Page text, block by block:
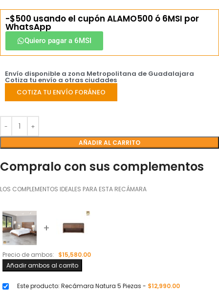
-$500 usando el cupón ALAMO500 ó 6MSI por
WhatsApp
Quiero pagar a 6MSI
Envío disponible a zona Metropolitana de Guadalajara
Cotiza tu envío a otras ciudades
COTIZA TU ENVÍO FORÁNEO
AÑADIR AL CARRITO
Compralo con sus complementos
LOS COMPLEMENTOS IDEALES PARA ESTA RECÁMARA
+
Precio de ambos: $15,580.00
Añadir ambos al carrito
Este producto: Recámara Natura 5 Piezas - $12,990.00